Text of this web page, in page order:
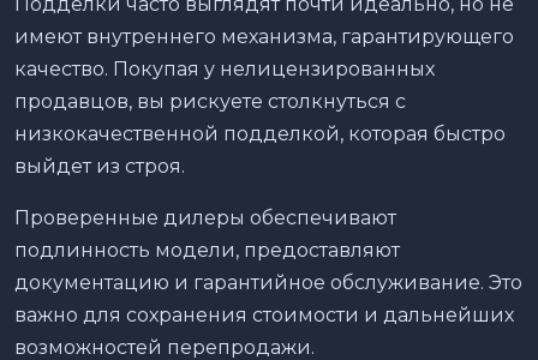
имеют внутреннего механизма, гарантирующего
качество. Покупая у нелицензированных
продавцов, вы рискуете столкнуться с
низкокачественной подделкой, которая быстро
выйдет из строя.
Проверенные дилеры обеспечивают
подлинность модели, предоставляют
документацию и гарантийное обслуживание. Это
важно для сохранения стоимости и дальнейших
возможностей перепродажи.